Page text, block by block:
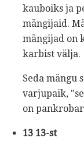
kauboiks ja
mängijaid.
mängijad on
karbist välja.
Seda mängu
varjupaik,
on
13 13-st